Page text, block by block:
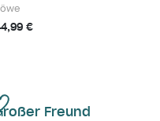
€
Freund